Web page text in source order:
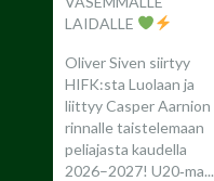
LAIDALLE
Oliver Siven siirtyy
HIFK:sta Luolaan ja
liittyy Casper Aarnion
rinnalle taistelemaan
peliajasta kaudella
2026–2027! U20‑ma...